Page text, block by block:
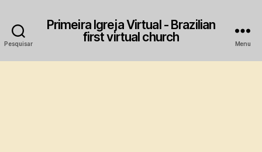
Pesquisar
Primeira Igreja Virtual - Brazilian
first virtual church
Menu